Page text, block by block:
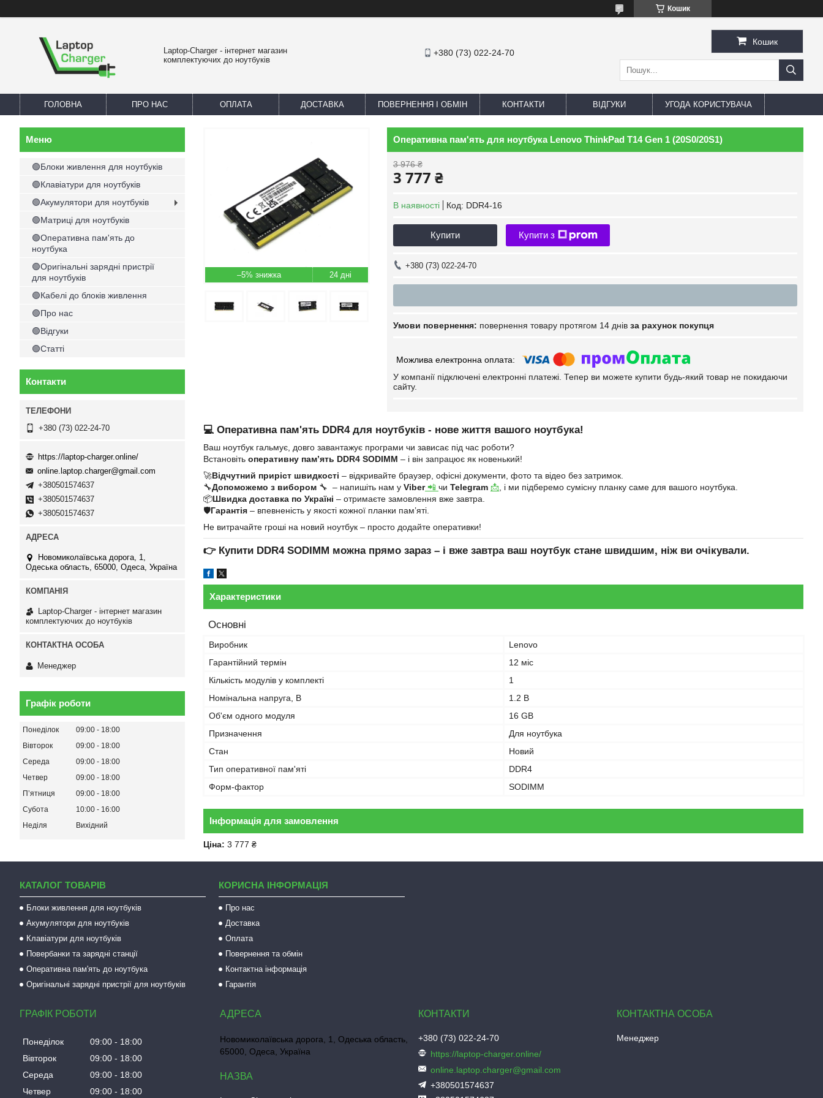
Кошик
Laptop-Charger - інтернет магазин
комплектуючих до ноутбуків
+380 (73) 022-24-70
Кошик
ГОЛОВНА ПРО НАС ОПЛАТА ДОСТАВКА ПОВЕРНЕННЯ І ОБМІН КОНТАКТИ ВІДГУКИ УГОДА КОРИСТУВАЧА
–5% 24 дні
Оперативна пам'ять для ноутбука Lenovo ThinkPad T14 Gen 1 (20S0/20S1)
3 976 ₴
3 777 ₴
В наявності Код: DDR4-16
Купити Купити з
+380 (73) 022-24-70
повернення товару протягом 14 днів за рахунок покупця
У компанії підключені електронні платежі. Тепер ви можете купити будь-який товар не покидаючи
сайту.
💻 Оперативна пам'ять DDR4 для ноутбуків - нове життя вашого ноутбука!
Ваш ноутбук гальмує, довго завантажує програми чи зависає під час роботи?
Встановіть оперативну пам’ять DDR4 SODIMM – і він запрацює як новенький!
🚀Відчутний приріст швидкості – відкривайте браузер, офісні документи, фото та відео без затримок.
🔧Допоможемо з вибором 🔧 – напишіть нам у Viber📲 чи Telegram 📩 , і ми підберемо сумісну планку саме для вашого ноутбука.
📦Швидка доставка по Україні – отримаєте замовлення вже завтра.
🛡Гарантія – впевненість у якості кожної планки пам’яті.
Не витрачайте гроші на новий ноутбук – просто додайте оперативки!
👉 Купити DDR4 SODIMM можна прямо зараз – і вже завтра ваш ноутбук стане швидшим, ніж ви очікували.
Характеристики
Основні
Виробник
Lenovo
Гарантійний термін
12 міс
Кількість модулів у комплекті
1
Номінальна напруга, В
1.2 В
Об'єм одного модуля
16 GB
Призначення
Для ноутбука
Стан
Новий
Тип оперативної пам'яті
DDR4
Форм-фактор
SODIMM
Інформація для замовлення
Ціна: 3 777 ₴
🟢Блоки живлення для ноутбуків
🟢Клавіатури для ноутбуків
🟢Акумулятори для ноутбуків
🟢Матриці для ноутбуків
🟢Оперативна пам'ять до
ноутбука
🟢Оригінальні зарядні пристрії
для ноутбуків
🟢Кабелі до блоків живлення
🟢Про нас
🟢Відгуки
🟢Статті
Контакти
+380 (73) 022-24-70
https://laptop-charger.online/
online.laptop.charger@gmail.com
+380501574637
+380501574637
+380501574637
Новомиколаївська дорога, 1,
Одеська область, 65000, Одеса, Україна
Laptop-Charger - інтернет магазин
комплектуючих до ноутбуків
Менеджер
Графік роботи
Понеділок 09:00
18:00
Вівторок
09:00
18:00
Середа
09:00
18:00
Четвер
09:00
18:00
Пʼятниця
09:00
18:00
Субота
10:00
16:00
Неділя
Вихідний
КАТАЛОГ ТОВАРІВ
Блоки живлення для ноутбуків
Акумулятори для ноутбуків
Клавіатури для ноутбуків
Повербанки та зарядні станції
Оперативна пам'ять до ноутбука
Оригінальні зарядні пристрії для ноутбуків
КОРИСНА ІНФОРМАЦІЯ
Про нас
Доставка
Оплата
Повернення та обмін
Контактна інформація
Гарантія
ГРАФІК РОБОТИ
Понеділок 09:00
18:00
Вівторок
09:00
18:00
Середа
09:00
18:00
Четвер
09:00 18:00
Новомиколаївська дорога, 1, Одеська область,
65000, Одеса, Україна
+380 (73) 022-24-70
https://laptop-charger.online/
online.laptop.charger@gmail.com
+380501574637
Менеджер